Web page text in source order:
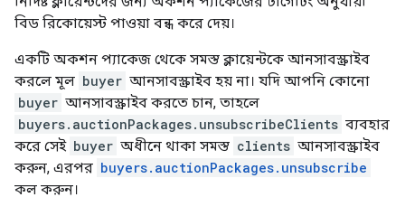
বিড রিকোয়েস্ট পাওয়া বন্ধ করে দেয়।
একটি অকশন প্যাকেজ থেকে সমস্ত ক্লায়েন্টকে আনসাবস্ক্রাইব
করলে মূল buyer আনসাবস্ক্রাইব হয় না। যদি আপনি কোনো
buyer আনসাবস্ক্রাইব করতে চান, তাহলে
buyers.auctionPackages.unsubscribeClients ব্যবহার
করে সেই buyer অধীনে থাকা সমস্ত clients আনসাবস্ক্রাইব
করুন, এরপর buyers.auctionPackages.unsubscribe
কল করুন।